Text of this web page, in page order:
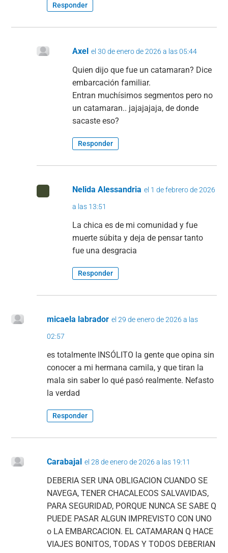
Responder
Axel el 30 de enero de 2026 a las 05:44
Quien dijo que fue un catamaran? Dice
embarcación familiar.
Entran muchísimos segmentos pero no
un catamaran.. jajajajaja, de donde
sacaste eso?
Responder
Nelida Alessandria el 1 de febrero de 2026
a las 13:51
La chica es de mi comunidad y fue
muerte súbita y deja de pensar tanto
fue una desgracia
Responder
micaela labrador el 29 de enero de 2026 a las
02:57
es totalmente INSÓLITO la gente que opina sin
conocer a mi hermana camila, y que tiran la
mala sin saber lo qué pasó realmente. Nefasto
la verdad
Responder
Carabajal el 28 de enero de 2026 a las 19:11
DEBERIA SER UNA OBLIGACION CUANDO SE
NAVEGA, TENER CHACALECOS SALVAVIDAS,
PARA SEGURIDAD, PORQUE NUNCA SE SABE Q
PUEDE PASAR ALGUN IMPREVISTO CON UNO
o LA EMBARCACION. EL CATAMARAN Q HACE
VIAJES BONITOS, TODAS Y TODOS DEBERIAN